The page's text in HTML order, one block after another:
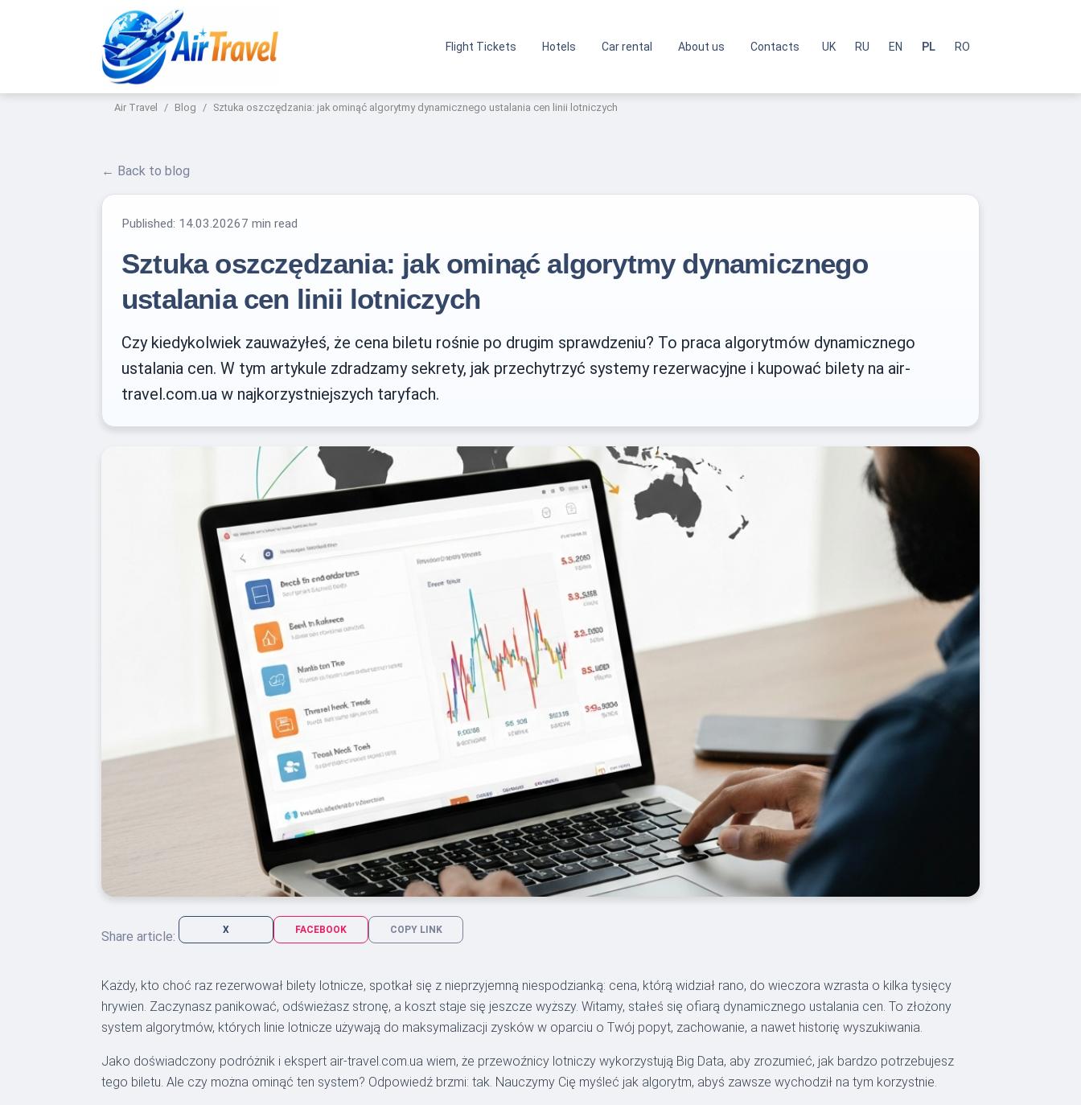
Flight Tickets Hotels Car rental About us Contacts UK RU EN PL RO
Air Travel Blog Sztuka oszczędzania: jak ominąć algorytmy dynamicznego ustalania cen linii lotniczych
← Back to blog
Published: 14.03.20267 min read
Sztuka oszczędzania: jak ominąć algorytmy dynamicznego
ustalania cen linii lotniczych
Czy kiedykolwiek zauważyłeś, że cena biletu rośnie po drugim sprawdzeniu? To praca algorytmów dynamicznego
ustalania cen. W tym artykule zdradzamy sekrety, jak przechytrzyć systemy rezerwacyjne i kupować bilety na air-
travel.com.ua w najkorzystniejszych taryfach.
Share article: X FACEBOOK COPY LINK
Każdy, kto choć raz rezerwował bilety lotnicze, spotkał się z nieprzyjemną niespodzianką: cena, którą widział rano, do wieczora wzrasta o kilka tysięcy
hrywien. Zaczynasz panikować, odświeżasz stronę, a koszt staje się jeszcze wyższy. Witamy, stałeś się ofiarą dynamicznego ustalania cen. To złożony
system algorytmów, których linie lotnicze używają do maksymalizacji zysków w oparciu o Twój popyt, zachowanie, a nawet historię wyszukiwania.
Jako doświadczony podróżnik i ekspert air-travel.com.ua wiem, że przewoźnicy lotniczy wykorzystują Big Data, aby zrozumieć, jak bardzo potrzebujesz
tego biletu. Ale czy można ominąć ten system? Odpowiedź brzmi: tak. Nauczymy Cię myśleć jak algorytm, abyś zawsze wychodził na tym korzystnie.